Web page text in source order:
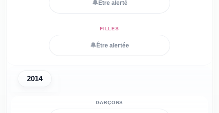
🔔 Être alerté
🔔 Être alertée
2014